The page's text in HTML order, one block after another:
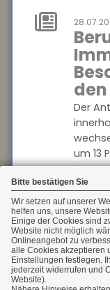
Der
um 13
Bitte bestätigen Sie
Wir setzen auf unserer
helfen uns, unsere
Einige der Cookies sind
Website nicht möglich
Onlineangebot zu
alle Cookies akzeptieren
Einstellungen festlegen.
jederzeit widerrufen und
Website).